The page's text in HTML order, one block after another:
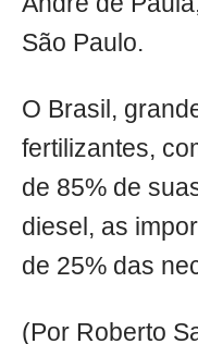
São Paulo.
O Brasil,
fertilizantes,
de 85% de
diesel, as
de 25% das
(Por Roberto